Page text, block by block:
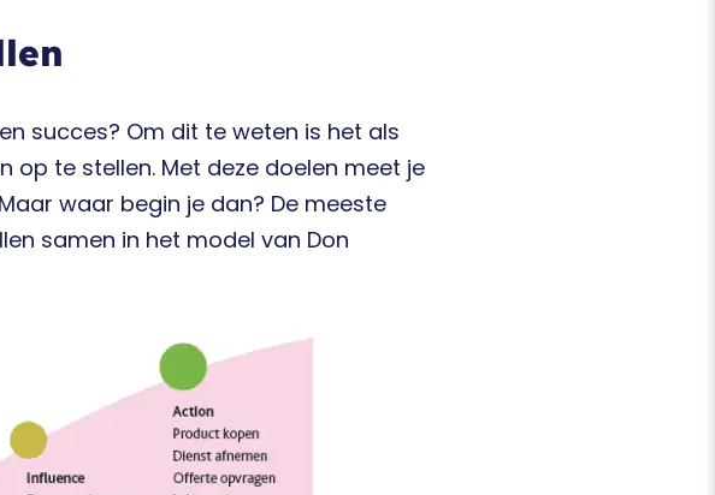
succes? Om dit te weten is het als
te stellen. Met deze doelen meet je
waar begin je dan? De meeste
samen in het model van Don